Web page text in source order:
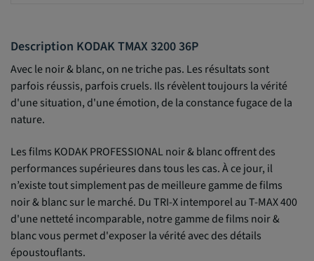
Description KODAK TMAX 3200 36P
Avec le noir & blanc, on ne triche pas. Les résultats sont
parfois réussis, parfois cruels. Ils révèlent toujours la vérité
d'une situation, d'une émotion, de la constance fugace de la
nature.
Les films KODAK PROFESSIONAL noir & blanc offrent des
performances supérieures dans tous les cas. À ce jour, il
n’existe tout simplement pas de meilleure gamme de films
noir & blanc sur le marché. Du TRI-X intemporel au T-MAX 400
d'une netteté incomparable, notre gamme de films noir &
blanc vous permet d'exposer la vérité avec des détails
époustouflants.